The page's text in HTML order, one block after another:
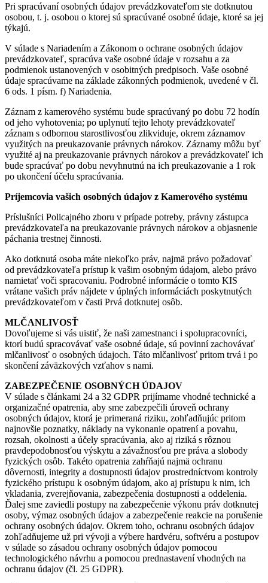
Pri spracúvaní osobných údajov prevádzkovateľom ste dotknutou
osobou, t. j. osobou o ktorej sú spracúvané osobné údaje, ktoré sa jej
týkajú.
V súlade s Nariadením a Zákonom o ochrane osobných údajov
prevádzkovateľ, spracúva vaše osobné údaje v rozsahu a za
podmienok ustanovených v osobitných predpisoch. Vaše osobné
údaje spracúvame na základe zákonných podmienok, uvedené v čl.
6 ods. 1 písm. f) Nariadenia.
Záznam z kamerového systému bude spracúvaný po dobu 72 hodín
od jeho vyhotovenia; po uplynutí tejto lehoty prevádzkovateľ
záznam s odbornou starostlivosťou zlikviduje, okrem záznamov
využitých na preukazovanie právnych nárokov. Záznamy môžu byť
využité aj na preukazovanie právnych nárokov a prevádzkovateľ ich
bude spracúvať po dobu nevyhnutnú na ich preukazovanie a 1 rok
po ukončení účelu spracúvania.
Príjemcovia vašich osobných údajov z Kamerového systému
Príslušníci Policajného zboru v prípade potreby, právny zástupca
prevádzkovateľa na preukazovanie právnych nárokov a objasnenie
páchania trestnej činnosti.
Ako dotknutá osoba máte niekoľko práv, najmä právo požadovať
od prevádzkovateľa prístup k vašim osobným údajom, alebo právo
namietať voči spracovaniu. Podrobné informácie o tomto KIS
vrátane vašich práv nájdete v úplných informáciách poskytnutých
prevádzkovateľom v časti Prvá dotknutej osôb.
MLČANLIVOSŤ
Dovoľujeme si vás uistiť, že naši zamestnanci i spolupracovníci,
ktorí budú spracovávať vaše osobné údaje, sú povinní zachovávať
mlčanlivosť o osobných údajoch. Táto mlčanlivosť pritom trvá i po
skončení záväzkových vzťahov s nami.
ZABEZPEČENIE OSOBNÝCH ÚDAJOV
V súlade s článkami 24 a 32 GDPR prijímame vhodné technické a
organizačné opatrenia, aby sme zabezpečili úroveň ochrany
osobných údajov, ktorá je primeraná riziku, zohľadňujúc pritom
najnovšie poznatky, náklady na vykonanie opatrení a povahu,
rozsah, okolnosti a účely spracúvania, ako aj riziká s rôznou
pravdepodobnosťou výskytu a závažnosťou pre práva a slobody
fyzických osôb. Takéto opatrenia zahŕňajú najmä ochranu
dôvernosti, integrity a dostupnosti údajov prostredníctvom kontroly
fyzického prístupu k osobným údajom, ako aj prístupu k nim, ich
vkladania, zverejňovania, zabezpečenia dostupnosti a oddelenia.
Ďalej sme zaviedli postupy na zabezpečenie výkonu práv dotknutej
osoby, výmaz osobných údajov a zabezpečenie reakcie na porušenie
ochrany osobných údajov. Okrem toho, ochranu osobných údajov
zohľadňujeme už pri vývoji a výbere hardvéru, softvéru a postupov
v súlade so zásadou ochrany osobných údajov pomocou
technologického návrhu a pomocou prednastavení vhodných na
ochranu údajov (čl. 25 GDPR).